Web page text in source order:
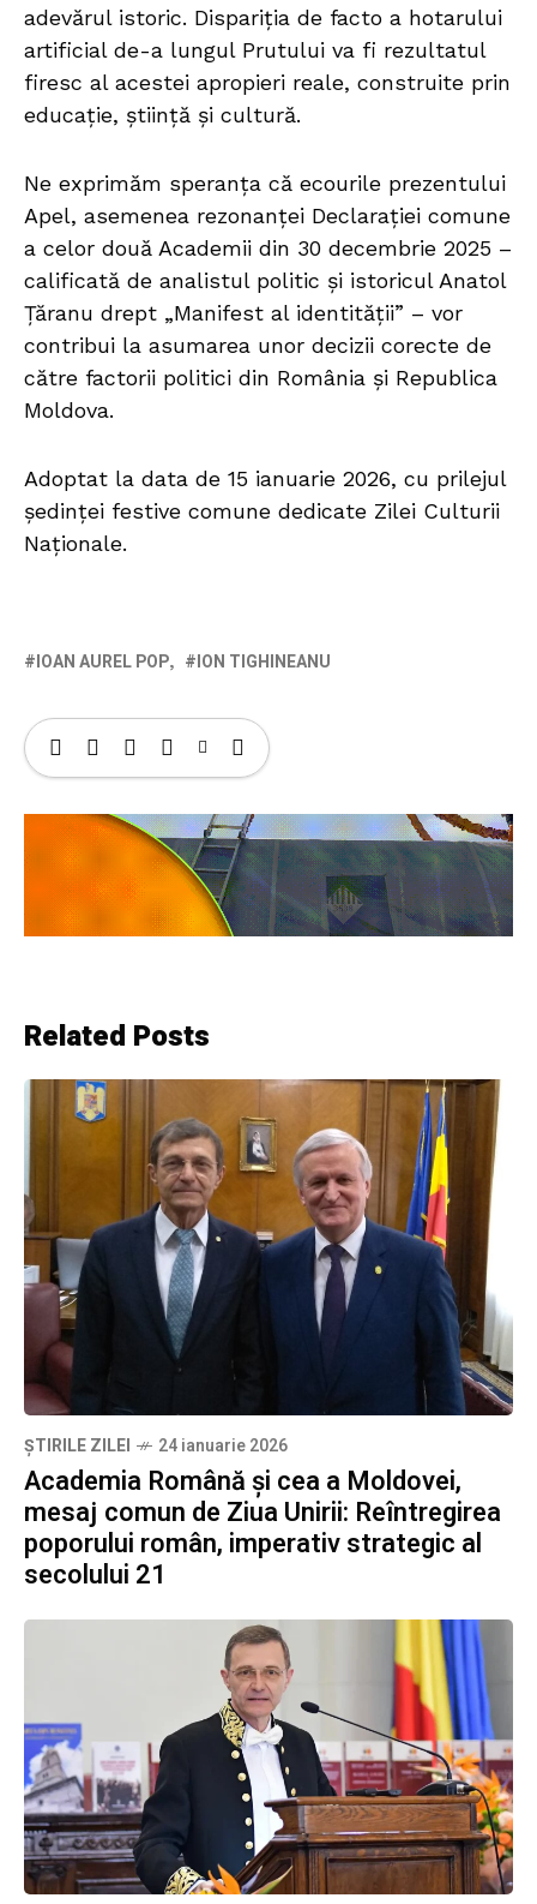
adevărul istoric. Dispariția de facto a hotarului
artificial de-a lungul Prutului va fi rezultatul
firesc al acestei apropieri reale, construite prin
educație, știință și cultură.
Ne exprimăm speranța că ecourile prezentului
Apel, asemenea rezonanței Declarației comune
a celor două Academii din 30 decembrie 2025 –
calificată de analistul politic și istoricul Anatol
Țăranu drept „Manifest al identității” – vor
contribui la asumarea unor decizii corecte de
către factorii politici din România și Republica
Moldova.
Adoptat la data de 15 ianuarie 2026, cu prilejul
ședinței festive comune dedicate Zilei Culturii
Naționale.
IOAN AUREL POP ION TIGHINEANU
Related Posts
ȘTIRILE ZILEI 24 ianuarie 2026
Academia Română și cea a Moldovei,
mesaj comun de Ziua Unirii: Reîntregirea
poporului român, imperativ strategic al
secolului 21